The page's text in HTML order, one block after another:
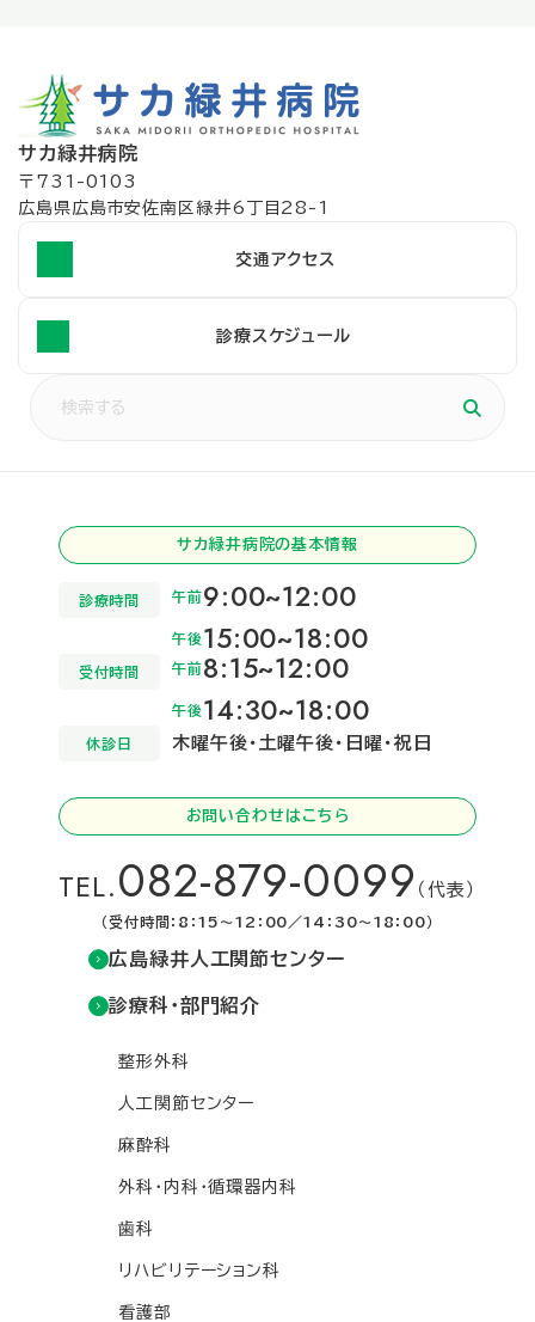
サカ緑井病院
〒731-0103
広島県広島市安佐南区緑井6丁目28-1
交通アクセス
診療スケジュール
サカ緑井病院の基本情報
診療時間 午前9:00~12:00
午後15:00~18:00
受付時間 午前8:15~12:00
午後14:30~18:00
休診日 木曜午後・土曜午後・日曜・祝日
お問い合わせはこちら
TEL.082-879-0099 （代表）
（受付時間：8：15～12：00／14：30～18：00）
広島緑井人工関節センター
診療科・部門紹介
整形外科
人工関節センター
麻酔科
外科・内科・循環器内科
歯科
リハビリテーション科
看護部